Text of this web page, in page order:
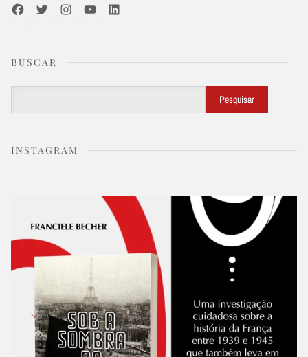
FacebookTwitterInstagramYoutubeLinkedIn
BUSCAR
Pesquisar
INSTAGRAM